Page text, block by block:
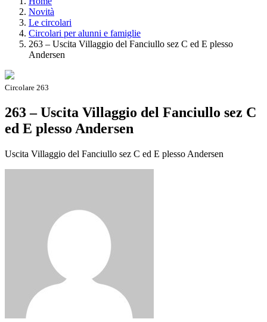
Novità
Le circolari
Circolari per alunni e famiglie
263 – Uscita Villaggio del Fanciullo sez C ed E plesso
Andersen
Circolare 263
263 – Uscita Villaggio del Fanciullo sez C
ed E plesso Andersen
Uscita Villaggio del Fanciullo sez C ed E plesso Andersen